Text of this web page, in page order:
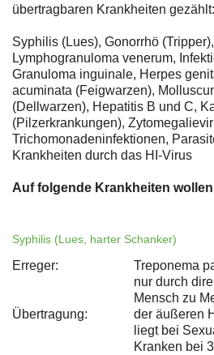
übertragbaren Krankheiten gezählt:
Syphilis (Lues), Gonorrhö
Lymphogranuloma venerum,
Granuloma inguinale, Herpes
acuminata (Feigwarzen),
(Dellwarzen), Hepatitis B und C,
(Pilzerkrankungen),
Trichomonadeninfektionen,
Krankheiten durch das HI-Virus
Auf folgende Krankheiten
Syphilis (Lues, harter Schanker)
Erreger: Treponema
Übertragung:
nur durch
Mensch zu
der äußeren
liegt bei
Kranken bei